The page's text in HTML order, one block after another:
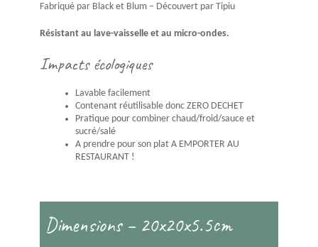
Fabriqué par Black et Blum – Découvert par Tipiu
Résistant au lave-vaisselle et au micro-ondes.
Impacts écologiques
Lavable facilement
Contenant réutilisable donc ZERO DECHET
Pratique pour combiner chaud/froid/sauce et
sucré/salé
A prendre pour son plat A EMPORTER AU
RESTAURANT !
Dimensions – 20x20x5.5cm